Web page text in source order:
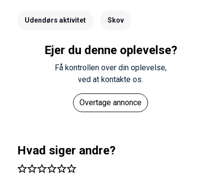
Udendørs aktivitet Skov
Ejer du denne oplevelse?
Få kontrollen over din oplevelse,
ved at kontakte os.
Overtage annonce
Hvad siger andre?